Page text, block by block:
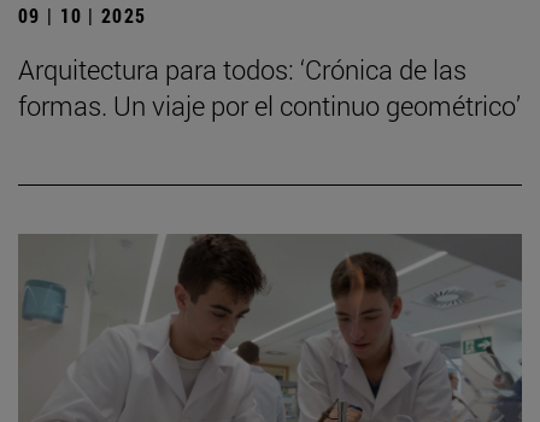
09 | 10 | 2025
Arquitectura para todos: ‘Crónica de las
formas. Un viaje por el continuo geométrico’